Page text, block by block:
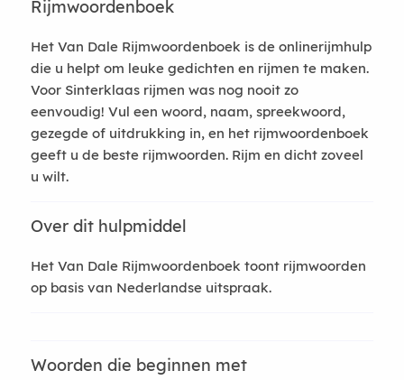
Rijmwoordenboek
Het Van Dale Rijmwoordenboek is de onlinerijmhulp
die u helpt om leuke gedichten en rijmen te maken.
Voor Sinterklaas rijmen was nog nooit zo
eenvoudig! Vul een woord, naam, spreekwoord,
gezegde of uitdrukking in, en het rijmwoordenboek
geeft u de beste rijmwoorden. Rijm en dicht zoveel
u wilt.
Over dit hulpmiddel
Het Van Dale Rijmwoordenboek toont rijmwoorden
op basis van Nederlandse uitspraak.
Woorden die beginnen met